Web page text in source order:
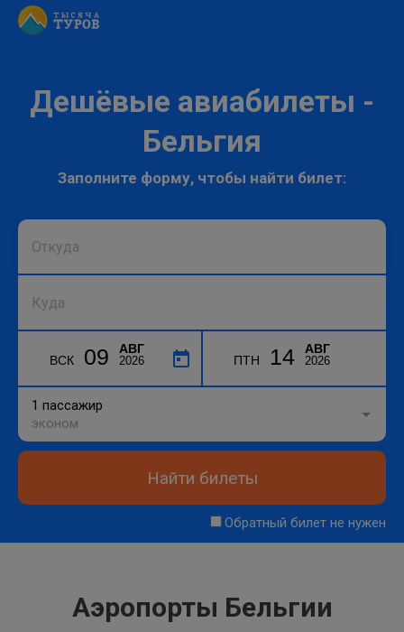
Дешёвые авиабилеты -
Бельгия
Заполните форму, чтобы найти билет:
ВСК 09 АВГ
2026 ПТН 14 АВГ
2026
1 пассажир
эконом
Найти билеты
Обратный билет не нужен
Аэропорты Бельгии